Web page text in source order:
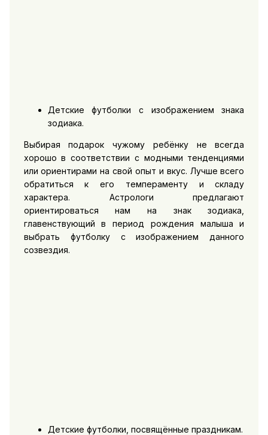
Детские футболки с изображением знака
зодиака.
Выбирая подарок чужому ребёнку не всегда
хорошо в соответствии с модными тенденциями
или ориентирами на свой опыт и вкус. Лучше всего
обратиться к его темпераменту и складу
характера. Астрологи предлагают
ориентироваться нам на знак зодиака,
главенствующий в период рождения малыша и
выбрать футболку с изображением данного
созвездия.
Детские футболки, посвящённые праздникам.